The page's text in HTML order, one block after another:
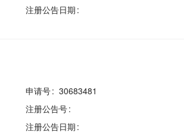
注册公告日期
申请号 30683481
注册公告号
注册公告日期